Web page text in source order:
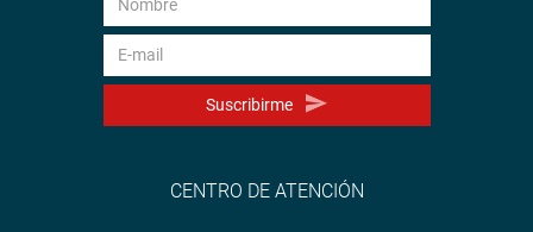
Suscribirme
CENTRO DE ATENCIÓN